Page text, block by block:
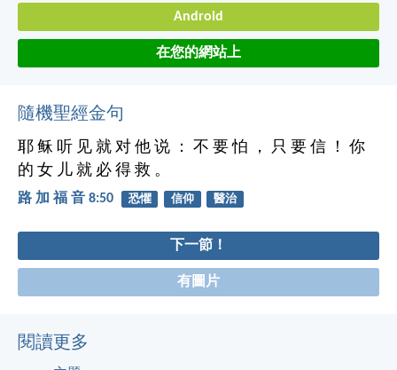
Android
在您的網站上
隨機聖經金句
耶 稣 听 见 就 对 他 说 ： 不 要 怕 ， 只 要 信 ！ 你
的 女 儿 就 必 得 救 。
路 加 福 音 8:50 恐懼 信仰 醫治
下一節！
有圖片
閱讀更多